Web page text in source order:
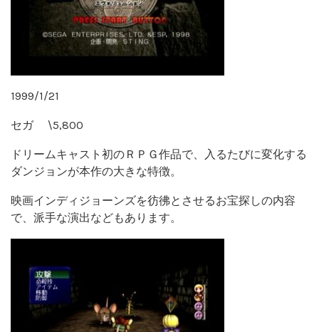
1999/1/21
セガ \5,800
ドリームキャスト初のＲＰＧ作品で、入るたびに変化する
ダンジョンが本作の大きな特徴。
映画インディジョーンズを彷彿とさせるお宝探しの内容
で、派手な演出などもあります。